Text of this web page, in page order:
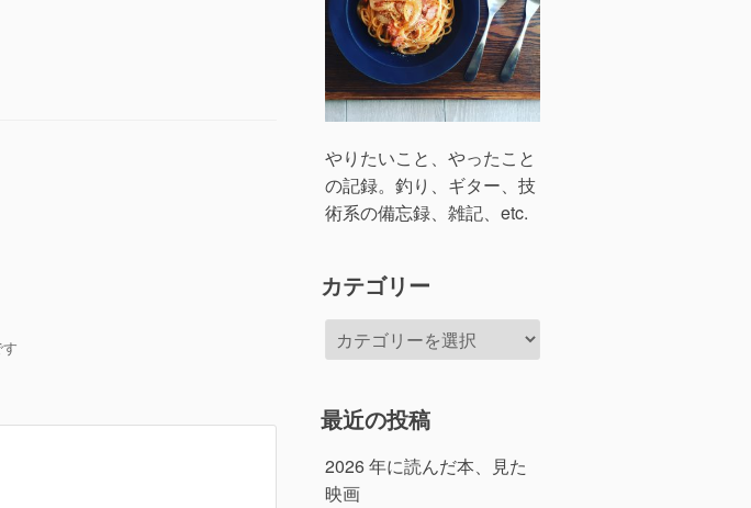
やりたいこと、やったこと
の記録。釣り、ギター、技
術系の備忘録、雑記、etc.
カテゴリー
テ
ー
最近の投稿
2026 年に読んだ本、見た
映画